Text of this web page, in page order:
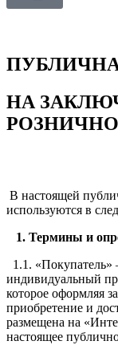
НА
В настоящей
используются в
1. Термины и
1.1.
индивидуальный
которое оформляя
приобретение и
размещена на
настоящее